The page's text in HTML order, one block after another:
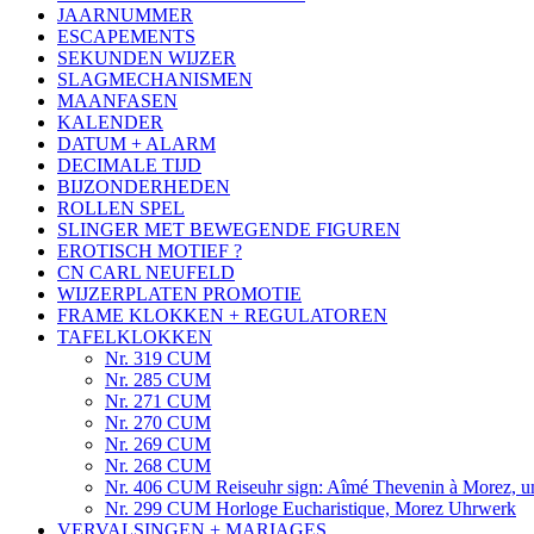
JAARNUMMER
ESCAPEMENTS
SEKUNDEN WIJZER
SLAGMECHANISMEN
MAANFASEN
KALENDER
DATUM + ALARM
DECIMALE TIJD
BIJZONDERHEDEN
ROLLEN SPEL
SLINGER MET BEWEGENDE FIGUREN
EROTISCH MOTIEF ?
CN CARL NEUFELD
WIJZERPLATEN PROMOTIE
FRAME KLOKKEN + REGULATOREN
TAFELKLOKKEN
Nr. 319 CUM
Nr. 285 CUM
Nr. 271 CUM
Nr. 270 CUM
Nr. 269 CUM
Nr. 268 CUM
Nr. 406 CUM Reiseuhr sign: Aîmé Thevenin à Morez,
Nr. 299 CUM Horloge Eucharistique, Morez Uhrwerk
VERVALSINGEN + MARIAGES